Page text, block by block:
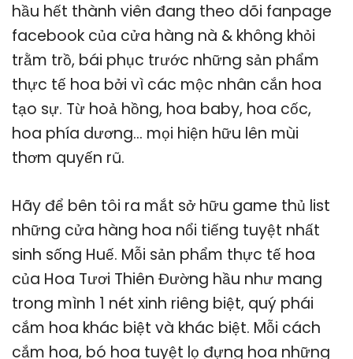
hầu hết thành viên đang theo dõi fanpage
facebook của cửa hàng nà & không khỏi
trằm trồ, bái phục trước những sản phẩm
thực tế hoa bởi vì các mộc nhân cắn hoa
tạo sự. Từ hoả hồng, hoa baby, hoa cốc,
hoa phía dương… mọi hiện hữu lên mùi
thơm quyến rũ.
Hãy để bên tôi ra mắt sở hữu game thủ list
những cửa hàng hoa nổi tiếng tuyệt nhất
sinh sống Huế. Mỗi sản phẩm thực tế hoa
của Hoa Tươi Thiên Đường hầu như mang
trong mình 1 nét xinh riêng biệt, quý phái
cắm hoa khác biệt và khác biệt. Mỗi cách
cắm hoa, bó hoa tuyệt lọ đựng hoa những